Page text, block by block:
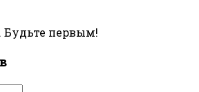
Будьте первым!